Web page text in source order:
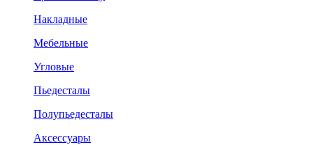
Накладные
Мебельные
Угловые
Пьедесталы
Полупьедесталы
Аксессуары